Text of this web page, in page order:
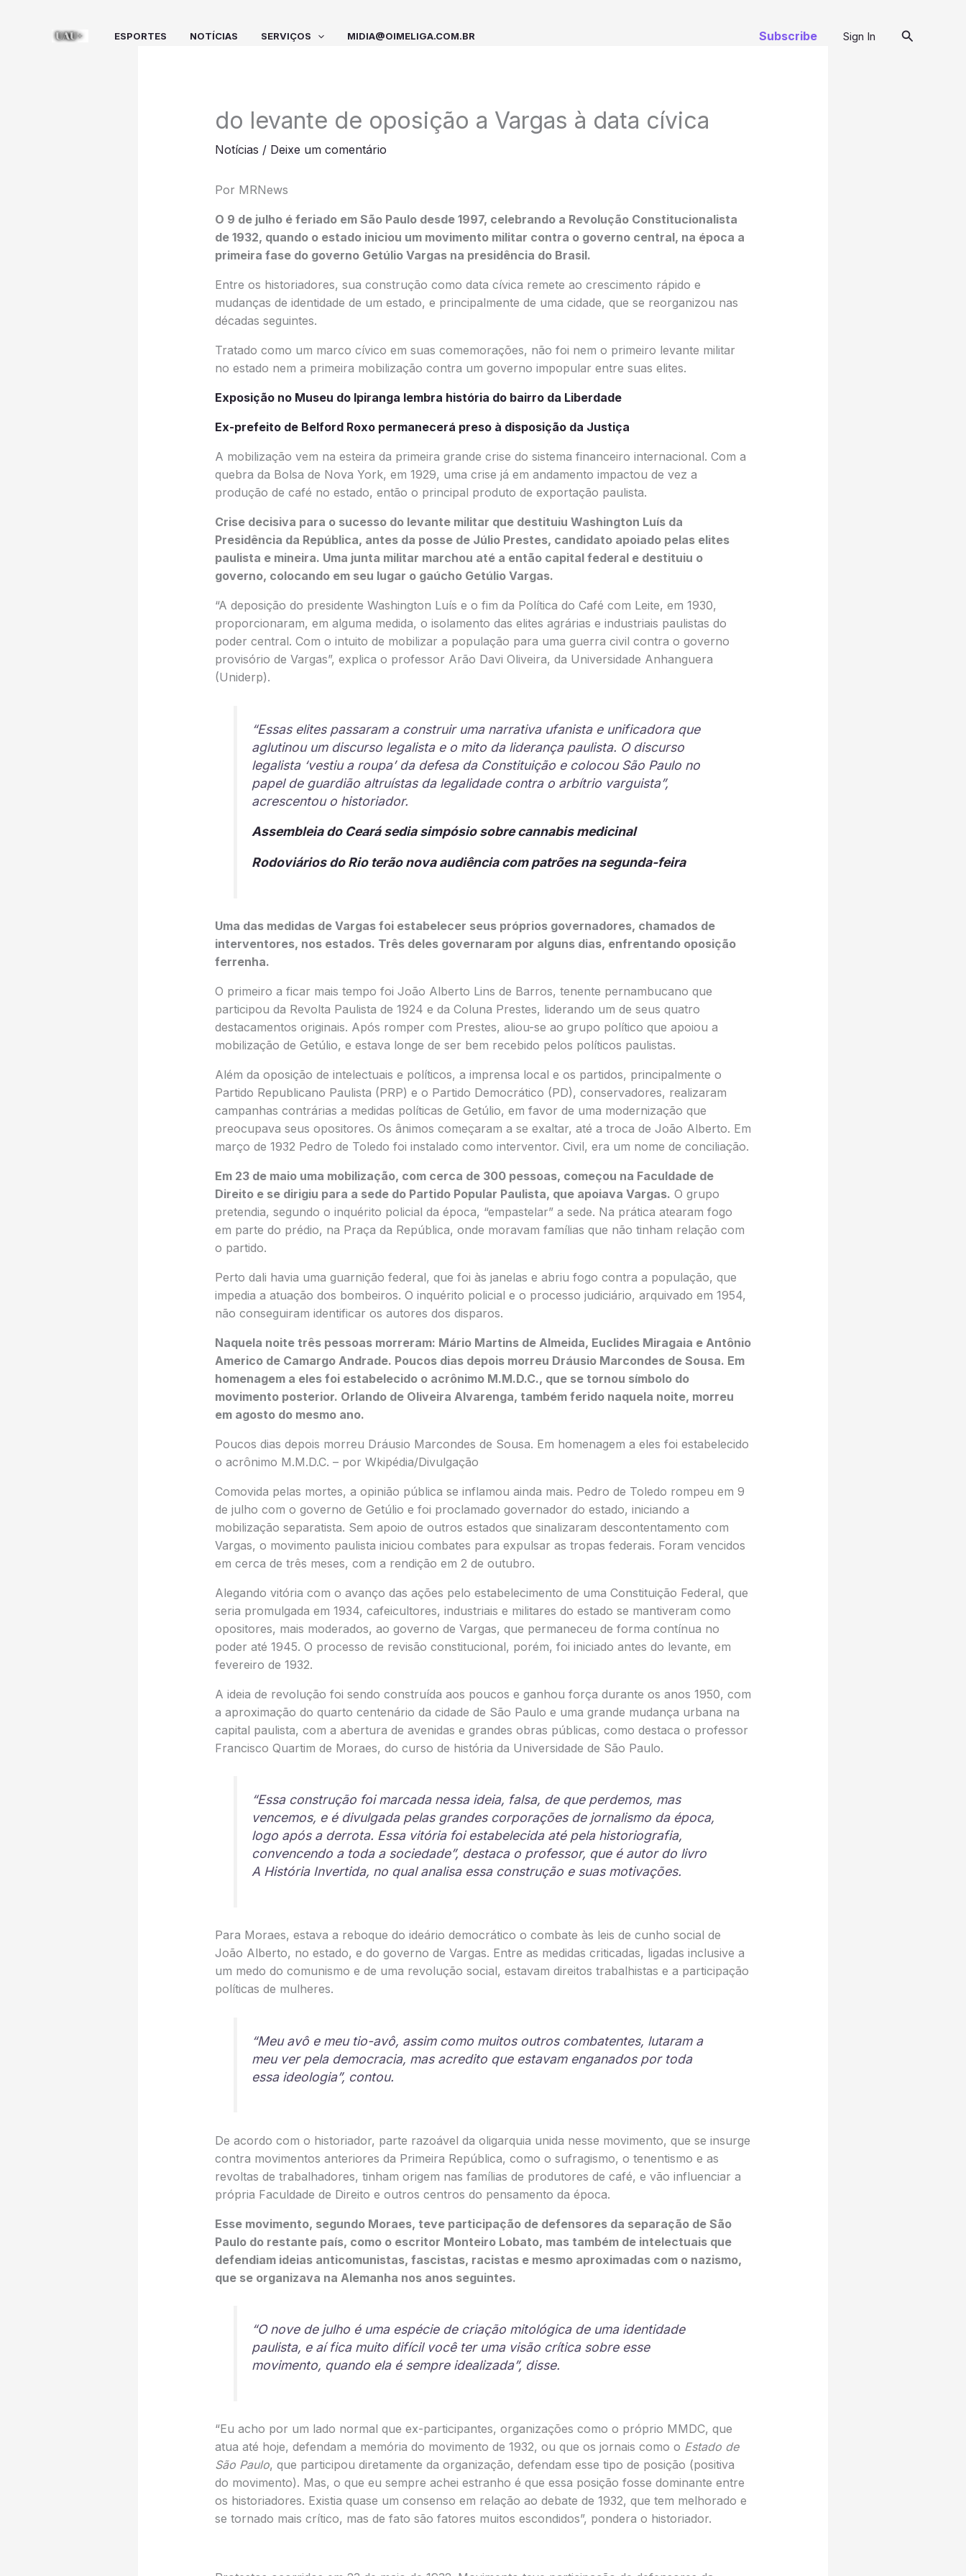
ESPORTES NOTÍCIAS SERVIÇOS MIDIA@OIMELIGA.COM.BR Subscribe Sign In Pesquisar
do levante de oposição a Vargas à data cívica
Notícias / Deixe um comentário
Por MRNews
O 9 de julho é feriado em São Paulo desde 1997, celebrando a Revolução Constitucionalista
de 1932, quando o estado iniciou um movimento militar contra o governo central, na época a
primeira fase do governo Getúlio Vargas na presidência do Brasil.
Entre os historiadores, sua construção como data cívica remete ao crescimento rápido e
mudanças de identidade de um estado, e principalmente de uma cidade, que se reorganizou nas
décadas seguintes.
Tratado como um marco cívico em suas comemorações, não foi nem o primeiro levante militar
no estado nem a primeira mobilização contra um governo impopular entre suas elites.
Exposição no Museu do Ipiranga lembra história do bairro da Liberdade
Ex-prefeito de Belford Roxo permanecerá preso à disposição da Justiça
A mobilização vem na esteira da primeira grande crise do sistema financeiro internacional. Com a
quebra da Bolsa de Nova York, em 1929, uma crise já em andamento impactou de vez a
produção de café no estado, então o principal produto de exportação paulista.
Crise decisiva para o sucesso do levante militar que destituiu Washington Luís da
Presidência da República, antes da posse de Júlio Prestes, candidato apoiado pelas elites
paulista e mineira. Uma junta militar marchou até a então capital federal e destituiu o
governo, colocando em seu lugar o gaúcho Getúlio Vargas.
“A deposição do presidente Washington Luís e o fim da Política do Café com Leite, em 1930,
proporcionaram, em alguma medida, o isolamento das elites agrárias e industriais paulistas do
poder central. Com o intuito de mobilizar a população para uma guerra civil contra o governo
provisório de Vargas”, explica o professor Arão Davi Oliveira, da Universidade Anhanguera
(Uniderp).
“Essas elites passaram a construir uma narrativa ufanista e unificadora que
aglutinou um discurso legalista e o mito da liderança paulista. O discurso
legalista ‘vestiu a roupa’ da defesa da Constituição e colocou São Paulo no
papel de guardião altruístas da legalidade contra o arbítrio varguista”,
acrescentou o historiador.
Assembleia do Ceará sedia simpósio sobre cannabis medicinal
Rodoviários do Rio terão nova audiência com patrões na segunda-feira
Uma das medidas de Vargas foi estabelecer seus próprios governadores, chamados de
interventores, nos estados. Três deles governaram por alguns dias, enfrentando oposição
ferrenha.
O primeiro a ficar mais tempo foi João Alberto Lins de Barros, tenente pernambucano que
participou da Revolta Paulista de 1924 e da Coluna Prestes, liderando um de seus quatro
destacamentos originais. Após romper com Prestes, aliou-se ao grupo político que apoiou a
mobilização de Getúlio, e estava longe de ser bem recebido pelos políticos paulistas.
Além da oposição de intelectuais e políticos, a imprensa local e os partidos, principalmente o
Partido Republicano Paulista (PRP) e o Partido Democrático (PD), conservadores, realizaram
campanhas contrárias a medidas políticas de Getúlio, em favor de uma modernização que
preocupava seus opositores. Os ânimos começaram a se exaltar, até a troca de João Alberto. Em
março de 1932 Pedro de Toledo foi instalado como interventor. Civil, era um nome de conciliação.
Em 23 de maio uma mobilização, com cerca de 300 pessoas, começou na Faculdade de
Direito e se dirigiu para a sede do Partido Popular Paulista, que apoiava Vargas. O grupo
pretendia, segundo o inquérito policial da época, “empastelar” a sede. Na prática atearam fogo
em parte do prédio, na Praça da República, onde moravam famílias que não tinham relação com
o partido.
Perto dali havia uma guarnição federal, que foi às janelas e abriu fogo contra a população, que
impedia a atuação dos bombeiros. O inquérito policial e o processo judiciário, arquivado em 1954,
não conseguiram identificar os autores dos disparos.
Naquela noite três pessoas morreram: Mário Martins de Almeida, Euclides Miragaia e Antônio
Americo de Camargo Andrade. Poucos dias depois morreu Dráusio Marcondes de Sousa. Em
homenagem a eles foi estabelecido o acrônimo M.M.D.C., que se tornou símbolo do
movimento posterior. Orlando de Oliveira Alvarenga, também ferido naquela noite, morreu
em agosto do mesmo ano.
Poucos dias depois morreu Dráusio Marcondes de Sousa. Em homenagem a eles foi estabelecido
o acrônimo M.M.D.C. – por Wkipédia/Divulgação
Comovida pelas mortes, a opinião pública se inflamou ainda mais. Pedro de Toledo rompeu em 9
de julho com o governo de Getúlio e foi proclamado governador do estado, iniciando a
mobilização separatista. Sem apoio de outros estados que sinalizaram descontentamento com
Vargas, o movimento paulista iniciou combates para expulsar as tropas federais. Foram vencidos
em cerca de três meses, com a rendição em 2 de outubro.
Alegando vitória com o avanço das ações pelo estabelecimento de uma Constituição Federal, que
seria promulgada em 1934, cafeicultores, industriais e militares do estado se mantiveram como
opositores, mais moderados, ao governo de Vargas, que permaneceu de forma contínua no
poder até 1945. O processo de revisão constitucional, porém, foi iniciado antes do levante, em
fevereiro de 1932.
A ideia de revolução foi sendo construída aos poucos e ganhou força durante os anos 1950, com
a aproximação do quarto centenário da cidade de São Paulo e uma grande mudança urbana na
capital paulista, com a abertura de avenidas e grandes obras públicas, como destaca o professor
Francisco Quartim de Moraes, do curso de história da Universidade de São Paulo.
“Essa construção foi marcada nessa ideia, falsa, de que perdemos, mas
vencemos, e é divulgada pelas grandes corporações de jornalismo da época,
logo após a derrota. Essa vitória foi estabelecida até pela historiografia,
convencendo a toda a sociedade”, destaca o professor, que é autor do livro
A História Invertida, no qual analisa essa construção e suas motivações.
Para Moraes, estava a reboque do ideário democrático o combate às leis de cunho social de
João Alberto, no estado, e do governo de Vargas. Entre as medidas criticadas, ligadas inclusive a
um medo do comunismo e de uma revolução social, estavam direitos trabalhistas e a participação
políticas de mulheres.
“Meu avô e meu tio-avô, assim como muitos outros combatentes, lutaram a
meu ver pela democracia, mas acredito que estavam enganados por toda
essa ideologia”, contou.
De acordo com o historiador, parte razoável da oligarquia unida nesse movimento, que se insurge
contra movimentos anteriores da Primeira República, como o sufragismo, o tenentismo e as
revoltas de trabalhadores, tinham origem nas famílias de produtores de café, e vão influenciar a
própria Faculdade de Direito e outros centros do pensamento da época.
Esse movimento, segundo Moraes, teve participação de defensores da separação de São
Paulo do restante país, como o escritor Monteiro Lobato, mas também de intelectuais que
defendiam ideias anticomunistas, fascistas, racistas e mesmo aproximadas com o nazismo,
que se organizava na Alemanha nos anos seguintes.
“O nove de julho é uma espécie de criação mitológica de uma identidade
paulista, e aí fica muito difícil você ter uma visão crítica sobre esse
movimento, quando ela é sempre idealizada”, disse.
“Eu acho por um lado normal que ex-participantes, organizações como o próprio MMDC, que
atua até hoje, defendam a memória do movimento de 1932, ou que os jornais como o Estado de
São Paulo, que participou diretamente da organização, defendam esse tipo de posição (positiva
do movimento). Mas, o que eu sempre achei estranho é que essa posição fosse dominante entre
os historiadores. Existia quase um consenso em relação ao debate de 1932, que tem melhorado e
se tornado mais crítico, mas de fato são fatores muitos escondidos”, pondera o historiador.